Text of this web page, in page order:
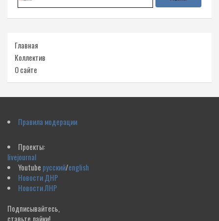
Главная
Коллектив
О сайте
Правила модерации
Проекты:
livejournal
Youtube русский/english
Новости ДНР
Новости ЛНР
Подписывайтесь,
ставьте лайки!